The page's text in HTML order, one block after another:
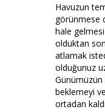
Havuzun
görünmese
hale
olduktan
atlamak
olduğunuz
beklemeyi
ortadan